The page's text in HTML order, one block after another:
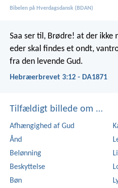
Bibelen på Hverdagsdansk (BDAN)
Saa ser til, Brødre! at der ikke
eder skal findes et ondt,
fra den levende Gud.
Hebræerbrevet 3:12 - DA1871
Tilfældigt billede om ...
Afhængighed af Gud
Ånd
Belønning
Beskyttelse
Bøn